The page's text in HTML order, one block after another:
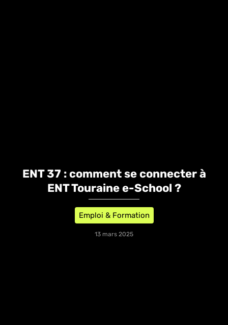
ENT 37 : comment se connecter à
ENT Touraine e-School ?
Emploi & Formation
13 mars 2025